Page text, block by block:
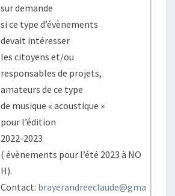
sur demande
si ce type d’évènements
devait intéresser
les citoyens et/ou
responsables de projets,
amateurs de ce type
de musique « acoustique »
pour l’édition
2022-2023
( évènements pour l’été 2023 à NO
H).
Contact: brayerandreeclaude@gma